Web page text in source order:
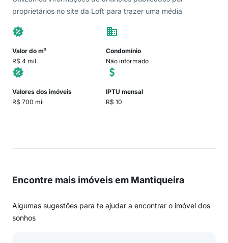
proprietários no site da Loft para trazer uma média
Valor do m²
R$ 4 mil
Condomínio
Não informado
Valores dos imóveis
R$ 700 mil
IPTU mensal
R$ 10
Encontre mais imóveis em Mantiqueira
Algumas sugestões para te ajudar a encontrar o imóvel dos
sonhos